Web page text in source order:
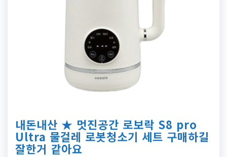
내돈내산 ★ 멋진공간 로보락 S8 pro
Ultra 물걸레 로봇청소기 세트 구매하길
잘한거 같아요